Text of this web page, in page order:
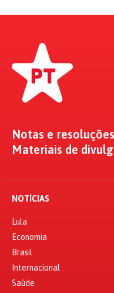
Notas e resoluções
Materiais de
NOTÍCIAS
Lula
Economia
Brasil
Internacional
Saúde